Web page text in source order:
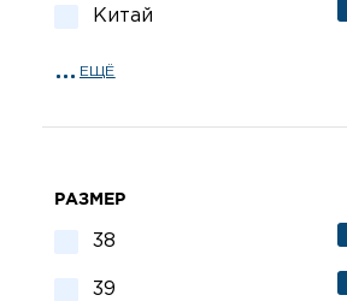
Китай
ЕЩЁ
РАЗМЕР
38
39